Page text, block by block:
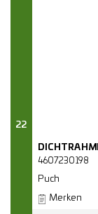
22
4607230198
Puch
Merken